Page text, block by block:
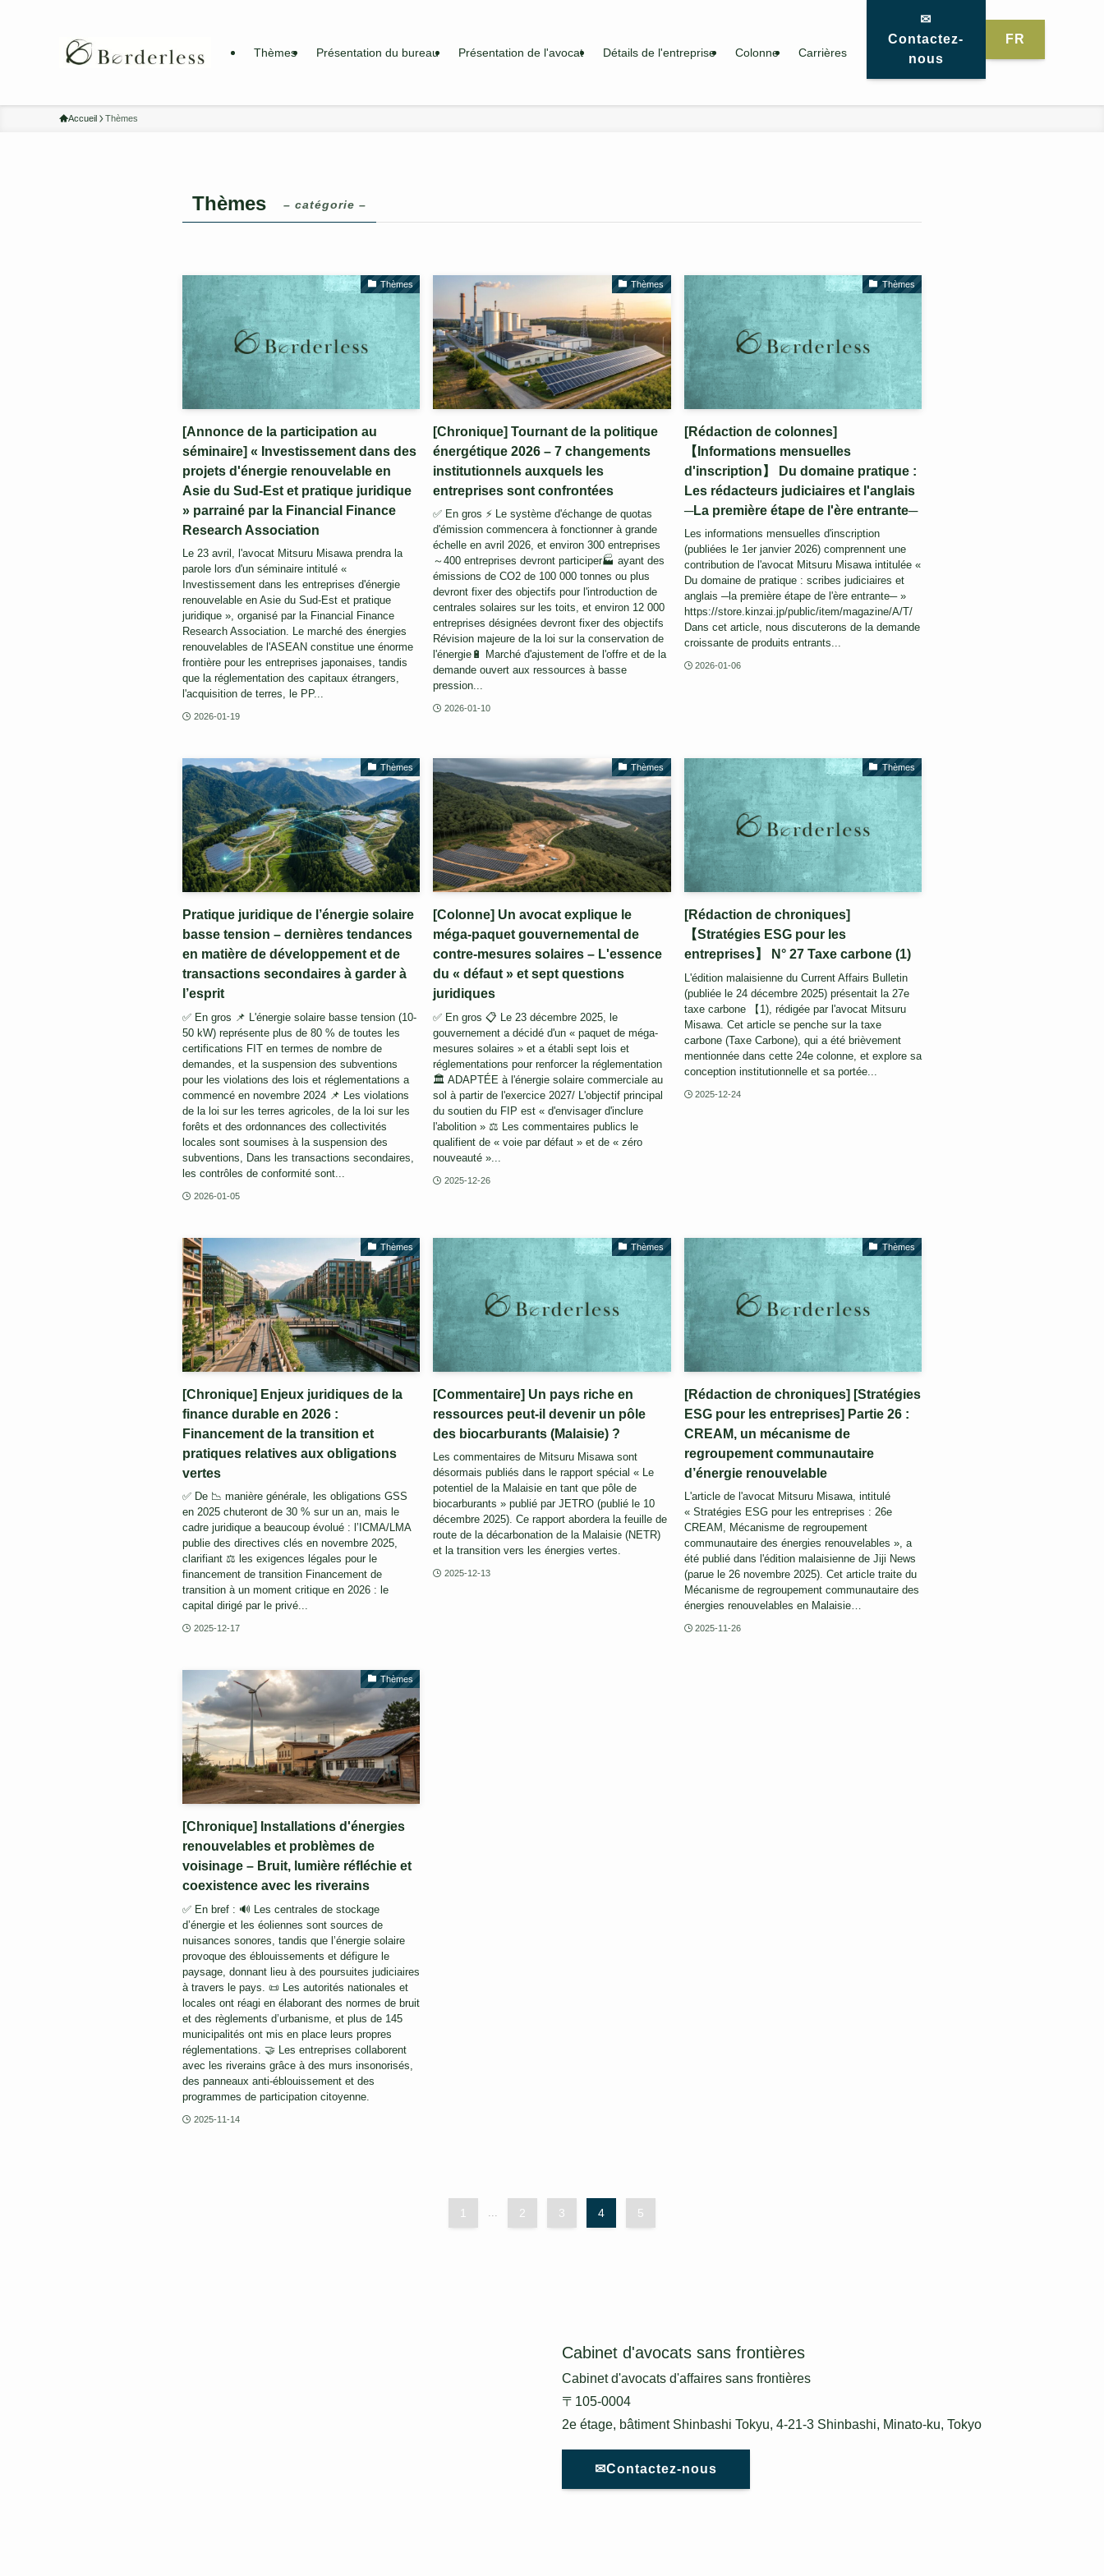
Thèmes Présentation du bureau Présentation de l'avocat Détails de l'entreprise Colonne Carrières
✉
Contactez-
nous
FR
Accueil Thèmes
Thèmes – catégorie –
Thèmes
[Annonce de la participation au
séminaire] « Investissement dans des
projets d'énergie renouvelable en
Asie du Sud-Est et pratique juridique
» parrainé par la Financial Finance
Research Association
Le 23 avril, l'avocat Mitsuru Misawa prendra la
parole lors d'un séminaire intitulé «
Investissement dans les entreprises d'énergie
renouvelable en Asie du Sud-Est et pratique
juridique », organisé par la Financial Finance
Research Association. Le marché des énergies
renouvelables de l'ASEAN constitue une énorme
frontière pour les entreprises japonaises, tandis
que la réglementation des capitaux étrangers,
l'acquisition de terres, le PP...
2026-01-19
Thèmes
[Chronique] Tournant de la politique
énergétique 2026 – 7 changements
institutionnels auxquels les
entreprises sont confrontées
✅ En gros ⚡ Le système d'échange de quotas
d'émission commencera à fonctionner à grande
échelle en avril 2026, et environ 300 entreprises
～400 entreprises devront participer🏭 ayant des
émissions de CO2 de 100 000 tonnes ou plus
devront fixer des objectifs pour l'introduction de
centrales solaires sur les toits, et environ 12 000
entreprises désignées devront fixer des objectifs
Révision majeure de la loi sur la conservation de
l'énergie🔋 Marché d'ajustement de l'offre et de la
demande ouvert aux ressources à basse
pression...
2026-01-10
Thèmes
[Rédaction de colonnes]
【Informations mensuelles
d'inscription】 Du domaine pratique :
Les rédacteurs judiciaires et l'anglais
─La première étape de l'ère entrante─
Les informations mensuelles d'inscription
(publiées le 1er janvier 2026) comprennent une
contribution de l'avocat Mitsuru Misawa intitulée «
Du domaine de pratique : scribes judiciaires et
anglais ─la première étape de l'ère entrante─ »
https://store.kinzai.jp/public/item/magazine/A/T/
Dans cet article, nous discuterons de la demande
croissante de produits entrants...
2026-01-06
Thèmes
Pratique juridique de l’énergie solaire
basse tension – dernières tendances
en matière de développement et de
transactions secondaires à garder à
l’esprit
✅ En gros 📌 L'énergie solaire basse tension (10-
50 kW) représente plus de 80 % de toutes les
certifications FIT en termes de nombre de
demandes, et la suspension des subventions
pour les violations des lois et réglementations a
commencé en novembre 2024 📌 Les violations
de la loi sur les terres agricoles, de la loi sur les
forêts et des ordonnances des collectivités
locales sont soumises à la suspension des
subventions, Dans les transactions secondaires,
les contrôles de conformité sont...
2026-01-05
Thèmes
[Colonne] Un avocat explique le
méga-paquet gouvernemental de
contre-mesures solaires – L'essence
du « défaut » et sept questions
juridiques
✅ En gros 📋 Le 23 décembre 2025, le
gouvernement a décidé d'un « paquet de méga-
mesures solaires » et a établi sept lois et
réglementations pour renforcer la réglementation
🏛️ ADAPTÉE à l'énergie solaire commerciale au
sol à partir de l'exercice 2027/ L'objectif principal
du soutien du FIP est « d'envisager d'inclure
l'abolition » ⚖️ Les commentaires publics le
qualifient de « voie par défaut » et de « zéro
nouveauté »...
2025-12-26
Thèmes
[Rédaction de chroniques]
【Stratégies ESG pour les
entreprises】 N° 27 Taxe carbone (1)
L'édition malaisienne du Current Affairs Bulletin
(publiée le 24 décembre 2025) présentait la 27e
taxe carbone 【1), rédigée par l'avocat Mitsuru
Misawa. Cet article se penche sur la taxe
carbone (Taxe Carbone), qui a été brièvement
mentionnée dans cette 24e colonne, et explore sa
conception institutionnelle et sa portée...
2025-12-24
Thèmes
[Chronique] Enjeux juridiques de la
finance durable en 2026 :
Financement de la transition et
pratiques relatives aux obligations
vertes
✅ De 📉 manière générale, les obligations GSS
en 2025 chuteront de 30 % sur un an, mais le
cadre juridique a beaucoup évolué : l’ICMA/LMA
publie des directives clés en novembre 2025,
clarifiant ⚖️ les exigences légales pour le
financement de transition Financement de
transition à un moment critique en 2026 : le
capital dirigé par le privé...
2025-12-17
Thèmes
[Commentaire] Un pays riche en
ressources peut-il devenir un pôle
des biocarburants (Malaisie) ?
Les commentaires de Mitsuru Misawa sont
désormais publiés dans le rapport spécial « Le
potentiel de la Malaisie en tant que pôle de
biocarburants » publié par JETRO (publié le 10
décembre 2025). Ce rapport abordera la feuille de
route de la décarbonation de la Malaisie (NETR)
et la transition vers les énergies vertes.
2025-12-13
Thèmes
[Rédaction de chroniques] [Stratégies
ESG pour les entreprises] Partie 26 :
CREAM, un mécanisme de
regroupement communautaire
d’énergie renouvelable
L'article de l'avocat Mitsuru Misawa, intitulé
« Stratégies ESG pour les entreprises : 26e
CREAM, Mécanisme de regroupement
communautaire des énergies renouvelables », a
été publié dans l'édition malaisienne de Jiji News
(parue le 26 novembre 2025). Cet article traite du
Mécanisme de regroupement communautaire des
énergies renouvelables en Malaisie…
2025-11-26
Thèmes
[Chronique] Installations d'énergies
renouvelables et problèmes de
voisinage – Bruit, lumière réfléchie et
coexistence avec les riverains
✅ En bref : 🔊 Les centrales de stockage
d’énergie et les éoliennes sont sources de
nuisances sonores, tandis que l’énergie solaire
provoque des éblouissements et défigure le
paysage, donnant lieu à des poursuites judiciaires
à travers le pays. 📜 Les autorités nationales et
locales ont réagi en élaborant des normes de bruit
et des règlements d’urbanisme, et plus de 145
municipalités ont mis en place leurs propres
réglementations. 🤝 Les entreprises collaborent
avec les riverains grâce à des murs insonorisés,
des panneaux anti-éblouissement et des
programmes de participation citoyenne.
2025-11-14
1 2 3 4 5
Cabinet d'avocats sans frontières
Cabinet d'avocats d'affaires sans frontières
〒105-0004
2e étage, bâtiment Shinbashi Tokyu, 4-21-3 Shinbashi, Minato-ku, Tokyo
✉Contactez-nous